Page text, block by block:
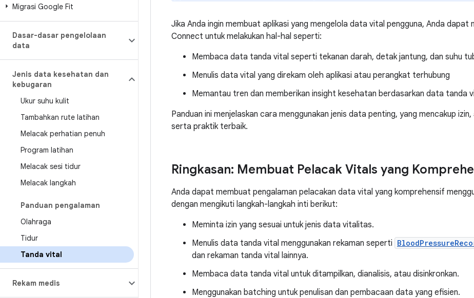
Migrasi Google Fit
Dasar-dasar pengelolaan
data
Jenis data kesehatan dan
kebugaran
Ukur suhu kulit
Tambahkan rute latihan
Melacak perhatian penuh
Program latihan
Melacak sesi tidur
Melacak langkah
Panduan pengalaman
Olahraga
Tidur
Tanda vital
Rekam medis
Jika Anda ingin membuat aplikasi yang mengelola data vital pengguna, Anda dapat
Connect untuk melakukan hal-hal seperti:
Membaca data tanda vital seperti tekanan darah, detak jantung, dan suhu
Menulis data vital yang direkam oleh aplikasi atau perangkat terhubung
Memantau tren dan memberikan insight kesehatan berdasarkan data tanda
Panduan ini menjelaskan cara menggunakan jenis data penting, yang mencakup
serta praktik terbaik.
Ringkasan: Membuat Pelacak Vitals yang
Anda dapat membuat pengalaman pelacakan data vital yang komprehensif
dengan mengikuti langkah-langkah inti berikut:
Meminta izin yang sesuai untuk jenis data vitalitas.
Menulis data tanda vital menggunakan rekaman seperti
dan rekaman tanda vital lainnya.
Membaca data tanda vital untuk ditampilkan, dianalisis, atau disinkronkan.
Menggunakan batching untuk penulisan dan pembacaan data yang efisien.